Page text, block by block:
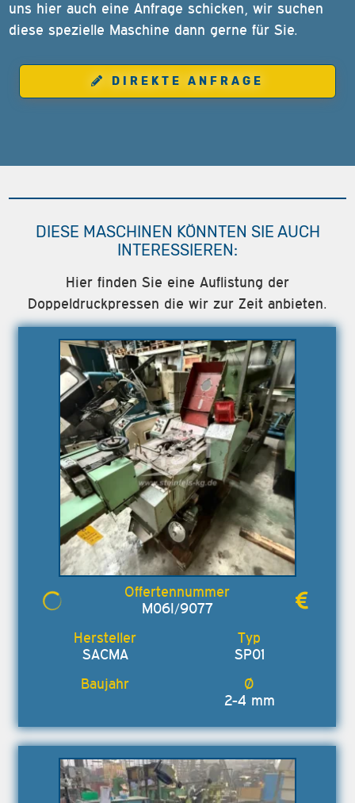
uns hier auch eine Anfrage schicken, wir suchen
diese spezielle Maschine dann gerne für Sie.
DIREKTE ANFRAGE
DIESE MASCHINEN KÖNNTEN SIE AUCH
INTERESSIEREN:
Hier finden Sie eine Auflistung der
Doppeldruckpressen die wir zur Zeit anbieten.
M06I/9077
SACMA SP01
2-4 mm